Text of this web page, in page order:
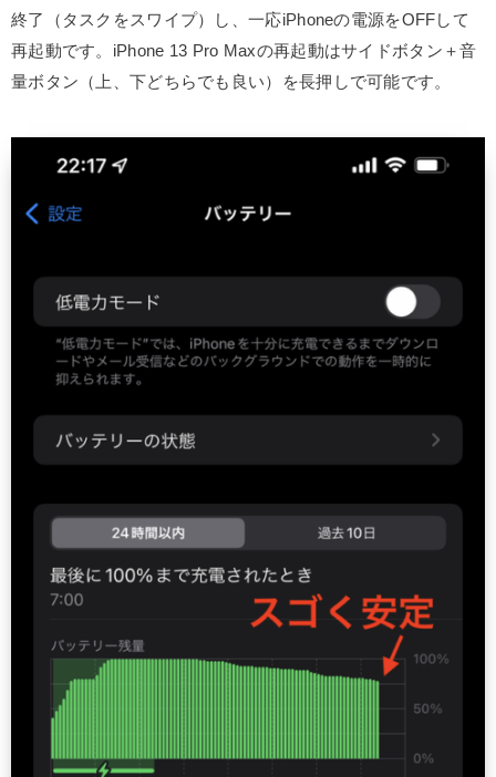
終了（タスクをスワイプ）し、一応iPhoneの電源をOFFして
再起動です。iPhone 13 Pro Maxの再起動はサイドボタン＋音
量ボタン（上、下どちらでも良い）を長押しで可能です。